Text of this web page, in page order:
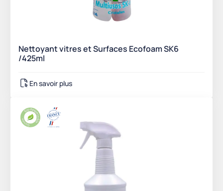
Nettoyant vitres et Surfaces Ecofoam SK6
/425ml
En savoir plus